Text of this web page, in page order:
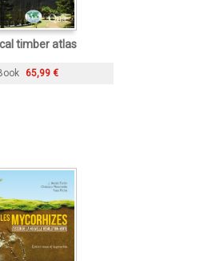
timber atlas
65,99 €